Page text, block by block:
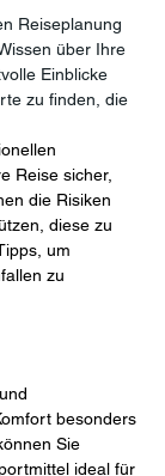
Reiseplanung
über Ihre
Einblicke
zu finden, die
Reise sicher,
die Risiken
diese zu
um
zu
besonders
Sie
ideal für